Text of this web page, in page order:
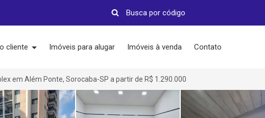
cliente Imóveis para alugar Imóveis à venda Contato
em Além Ponte, Sorocaba-SP a partir de R$ 1.290.000